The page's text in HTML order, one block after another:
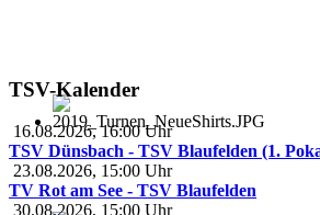
TSV-Kalender
16.08.2026,16:00Uhr
TSV Dünsbach - TSV Blaufelden (1.
23.08.2026, 15:00 Uhr
TV Rot am See - TSV Blaufelden
30.08.2026, 15:00 Uhr